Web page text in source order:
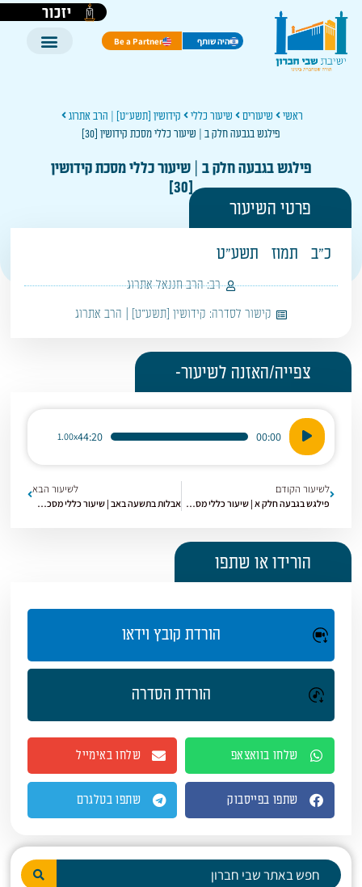
יזכור
היה שותף Be a Partner
ראשי שיעורים שיעור כללי
קידושין [תשע"ט] | הרב אתרוג
פילגש בגבעה חלק ב | שיעור כללי מסכת קידושין [30]
פילגש בגבעה חלק ב | שיעור כללי מסכת קידושין
[30]
פרטי השיעור
כ"ב תמוז תשע"ט
רב: הרב חננאל אתרוג
קישור לסדרה: קידושין [תשע"ט] | הרב אתרוג
צפייה/האזנה לשיעור-
נגן
אודיו
00:00
44:20
1.00x
לשיעור הקודם
פילגש בגבעה חלק א | שיעור כללי מסכת קידושין [29]
לשיעור הבא
אבלות בתשעה באב | שיעור כללי מסכת קידושין [31]
הורידו או שתפו
הורדת קובץ וידאו
הורדת הסדרה
שלחו בוואצאפ שלחו באימייל
שתפו בפייסבוק שתפו בטלגרם